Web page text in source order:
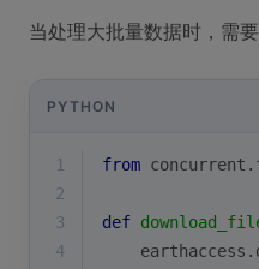
当处理大批量数据时，需
PYTHON
1 from
2
3
def
4